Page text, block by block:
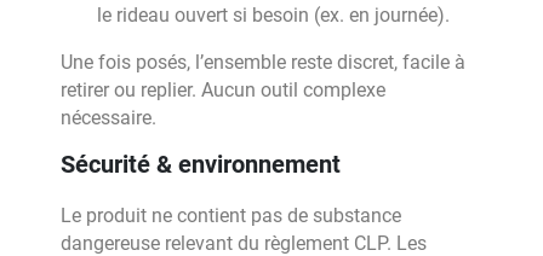
le rideau ouvert si besoin (ex. en journée).
Une fois posés, l’ensemble reste discret, facile à
retirer ou replier. Aucun outil complexe
nécessaire.
Sécurité & environnement
Le produit ne contient pas de substance
dangereuse relevant du règlement CLP. Les